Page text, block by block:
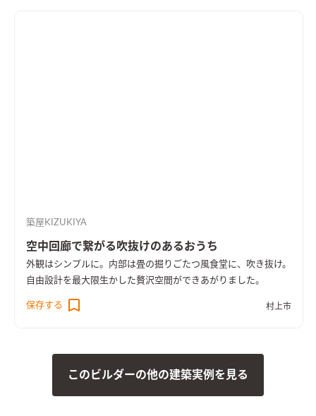
築屋KIZUKIYA
空中回廊で繋がる吹抜けのあるおうち
外観はシンプルに。内部は畳の掘りごたつ風食堂に、吹き抜け。
自由設計を最大限生かした贅沢空間ができあがりました。
保存する 村上市
このビルダーの他の建築実例を見る